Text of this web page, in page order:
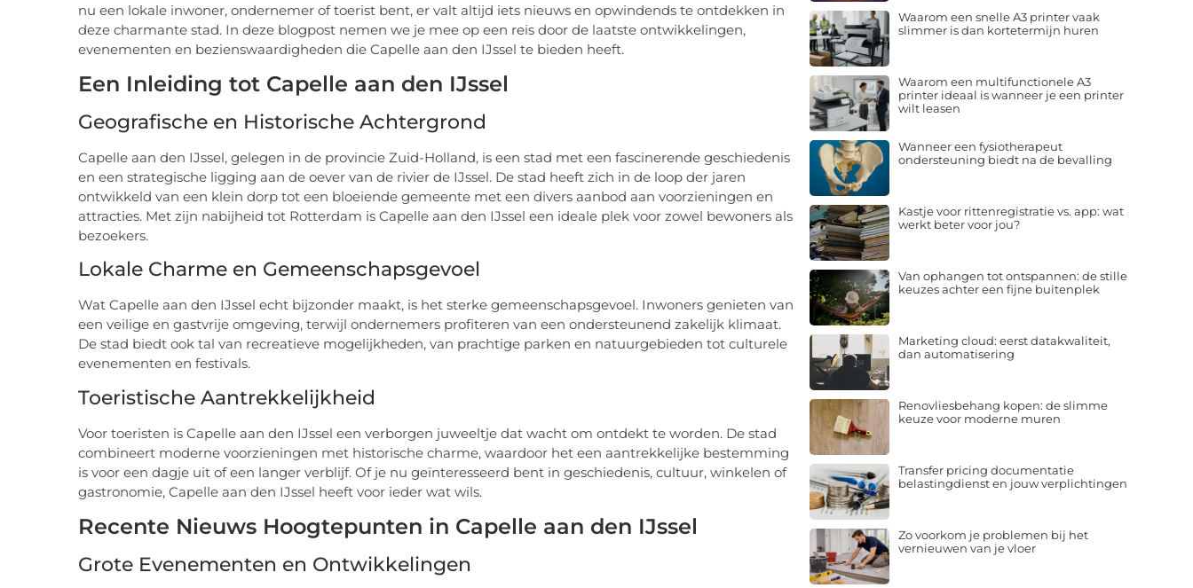
nu een lokale inwoner, ondernemer of toerist bent, er valt altijd iets nieuws en opwindends te ontdekken in
deze charmante stad. In deze blogpost nemen we je mee op een reis door de laatste ontwikkelingen,
evenementen en bezienswaardigheden die Capelle aan den IJssel te bieden heeft.
Een Inleiding tot Capelle aan den IJssel
Geografische en Historische Achtergrond
Capelle aan den IJssel, gelegen in de provincie Zuid-Holland, is een stad met een fascinerende geschiedenis
en een strategische ligging aan de oever van de rivier de IJssel. De stad heeft zich in de loop der jaren
ontwikkeld van een klein dorp tot een bloeiende gemeente met een divers aanbod aan voorzieningen en
attracties. Met zijn nabijheid tot Rotterdam is Capelle aan den IJssel een ideale plek voor zowel bewoners als
bezoekers.
Lokale Charme en Gemeenschapsgevoel
Wat Capelle aan den IJssel echt bijzonder maakt, is het sterke gemeenschapsgevoel. Inwoners genieten van
een veilige en gastvrije omgeving, terwijl ondernemers profiteren van een ondersteunend zakelijk klimaat.
De stad biedt ook tal van recreatieve mogelijkheden, van prachtige parken en natuurgebieden tot culturele
evenementen en festivals.
Toeristische Aantrekkelijkheid
Voor toeristen is Capelle aan den IJssel een verborgen juweeltje dat wacht om ontdekt te worden. De stad
combineert moderne voorzieningen met historische charme, waardoor het een aantrekkelijke bestemming
is voor een dagje uit of een langer verblijf. Of je nu geïnteresseerd bent in geschiedenis, cultuur, winkelen of
gastronomie, Capelle aan den IJssel heeft voor ieder wat wils.
Recente Nieuws Hoogtepunten in Capelle aan den IJssel
Grote Evenementen en Ontwikkelingen
Waarom een snelle A3 printer vaak
slimmer is dan kortetermijn huren
Waarom een multifunctionele A3
printer ideaal is wanneer je een printer
wilt leasen
Wanneer een fysiotherapeut
ondersteuning biedt na de bevalling
Kastje voor rittenregistratie vs. app: wat
werkt beter voor jou?
Van ophangen tot ontspannen: de stille
keuzes achter een fijne buitenplek
Marketing cloud: eerst datakwaliteit,
dan automatisering
Renovliesbehang kopen: de slimme
keuze voor moderne muren
Transfer pricing documentatie
belastingdienst en jouw verplichtingen
Zo voorkom je problemen bij het
vernieuwen van je vloer